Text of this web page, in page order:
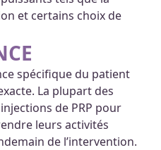
et certains choix de
spécifique du patient
La plupart des
de PRP pour
leurs activités
de l’intervention.